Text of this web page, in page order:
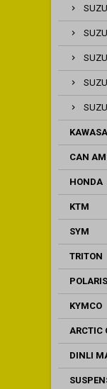
CAN AM
HONDA
KTM
SYM
TRITON
POLARIS
KYMCO
ARCTIC
DINLI